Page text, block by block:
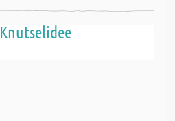
Knutselidee